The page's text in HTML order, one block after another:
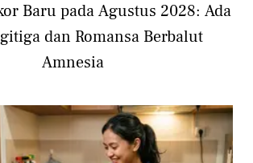
Baru pada Agustus 2028: Ada
dan Romansa Berbalut
Amnesia